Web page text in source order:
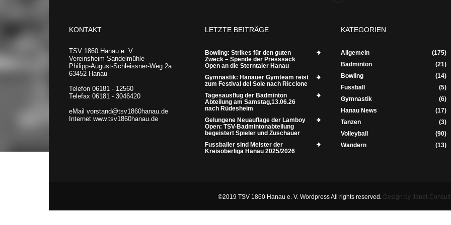
KONTAKT
TSV 1860 Hanau e. V.
Vereinsheim Sandelmühle
Philipp-August-Schleissner-Weg 2a
63452 Hanau
Telefon 06181 - 12560
Telefax 06181 - 3046420
eMail vorstand@tsv1860hanau.de
Internet www.tsv1860hanau.de
LETZTE BEITRÄGE
Bowling: Strikes für den guten
Zweck – Spende der Presssack
Open an die Sterntaler Hanau
Gymnastik: Hanauer Gymteam reist
zum Festival del Sole nach Riccione
Tagesausflug der Badminton
Abteilung am Samstag,13.06.26
nach Rüdesheim
Gelungene Neuauflage der Lamboy
Open: TSV-Badmintonabteilung
begeistert Spieler und Zuschauer
Fussballer sind Meister der
Kreisoberliga Hanau 2025/2026
KATEGORIEN
Allgemein
(175)
Badminton
(21)
Bowling
(14)
Fussball
(5)
Gymnastik
(6)
Hanau News
(17)
Tanzen
(3)
Volleyball
(90)
Wandern
(13)
©2019 TSV 1860 Hanau e. V. Wordpress All rights reserved. Design by Jandt-